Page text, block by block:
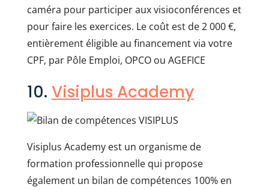
caméra pour participer aux visioconférences et
pour faire les exercices. Le coût est de 2 000 €,
entièrement éligible au financement via votre
CPF, par Pôle Emploi, OPCO ou AGEFICE
10. Visiplus Academy
Visiplus Academy est un organisme de
formation professionnelle qui propose
également un bilan de compétences 100% en